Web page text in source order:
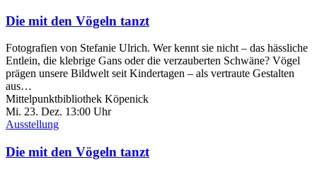
Die mit den Vögeln tanzt
Fotografien von Stefanie Ulrich. Wer kennt sie nicht – das hässliche
Entlein, die klebrige Gans oder die verzauberten Schwäne? Vögel
prägen unsere Bildwelt seit Kindertagen – als vertraute Gestalten
aus…
Mittelpunktbibliothek Köpenick
Mi. 23. Dez. 13:00 Uhr
Ausstellung
Die mit den Vögeln tanzt